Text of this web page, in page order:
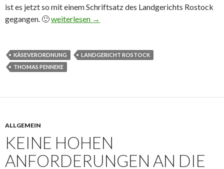
ist es jetzt so mit einem Schriftsatz des Landgerichts Rostock
gegangen. 🙂Käse ist Käse im Sinne der Käseverordnung
weiterlesen →
KÄSEVERORDNUNG
LANDGERICHT ROSTOCK
THOMAS PENNEKE
ALLGEMEIN
KEINE HOHEN
ANFORDERUNGEN AN DIE